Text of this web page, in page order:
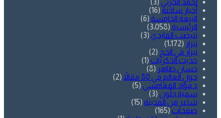
أحمد الحربي (3)
أخبار ساخنة (16)
البيعة الخامسة (6)
الرئيسية (3٬058)
تنيضب الفايدي (3)
تيزار (1٬172)
تيزار في الحج (2)
حديث الذكريات (1)
حسان طاهر (8)
حول العالم في 80 مقالاً
(2)
د.فؤاد المغامسي (5)
سمية جلّون (3)
شاعر من المدينة (15)
صفحات (165)